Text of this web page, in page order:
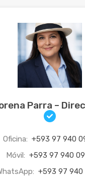
Parra –
Oficina: +593 97 940
Móvil: +593 97 940
+593 97 940